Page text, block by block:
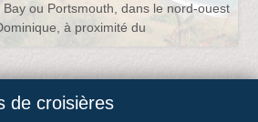
ou Portsmouth, dans le nord-ouest
à proximité du
de croisières